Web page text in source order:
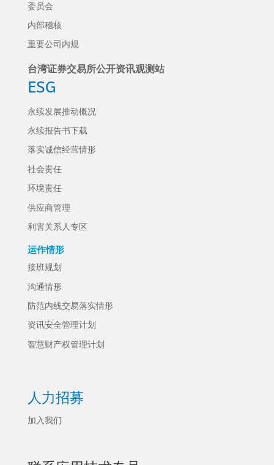
委员会
内部稽核
重要公司内规
台湾证券交易所公开资讯观测站
ESG
永续发展推动概况
永续报告书下载
落实诚信经营情形
社会责任
环境责任
供应商管理
利害关系人专区
运作情形
接班规划
沟通情形
防范内线交易落实情形
资讯安全管理计划
智慧财产权管理计划
人力招募
加入我们